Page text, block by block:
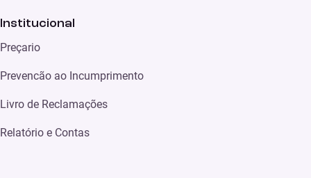
Institucional
Preçario
Prevencão ao Incumprimento
Livro de Reclamações
Relatório e Contas